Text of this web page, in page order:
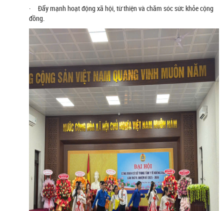
· Đẩy mạnh hoạt động xã hội, từ thiện và chăm sóc sức khỏe cộng
đồng.